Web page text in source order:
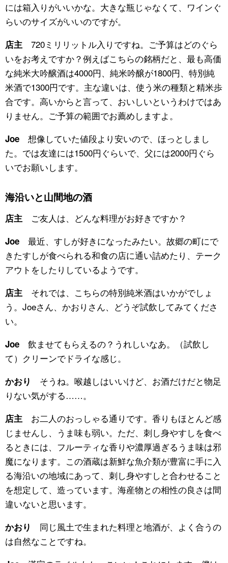
には箱入りがいいかな。大きな瓶じゃなくて、ワインぐ
らいのサイズがいいのですが。
店主720ミリリットル入りですね。ご予算はどのぐら
いをお考えですか？例えばこちらの銘柄だと、最も高価
な純米大吟醸酒は4000円、純米吟醸が1800円、特別純
米酒で1300円です。主な違いは、使う米の種類と精米歩
合です。高いからと言って、おいしいというわけではあ
りません。ご予算の範囲でお薦めしますよ。
Joe想像していた値段より安いので、ほっとしまし
た。では友達には1500円ぐらいで、父には2000円ぐら
いでお願いします。
海沿いと山間地の酒
店主ご友人は、どんな料理がお好きですか？
Joe最近、すしが好きになったみたい。故郷の町にで
きたすしが食べられる和食の店に通い詰めたり、テーク
アウトをしたりしているようです。
店主それでは、こちらの特別純米酒はいかがでしょ
う。Joeさん、かおりさん、どうぞ試飲してみてくださ
い。
Joe飲ませてもらえるの？うれしいなあ。（試飲し
て）クリーンでドライな感じ。
かおり
そうね。喉越しはいいけど、お酒だけだと物足
りない気がする……。
店主お二人のおっしゃる通りです。香りもほとんど感
じませんし、うま味も弱い。ただ、刺し身やすしを食べ
るときには、フルーティな香りや濃厚過ぎるうま味は邪
魔になります。この酒蔵は新鮮な魚介類が豊富に手に入
る海沿いの地域にあって、刺し身やすしと合わせること
を想定して、造っています。海産物との相性の良さは間
違いないと思います。
かおり
同じ風土で生まれた料理と地酒が、よく合うの
は自然なことですね。